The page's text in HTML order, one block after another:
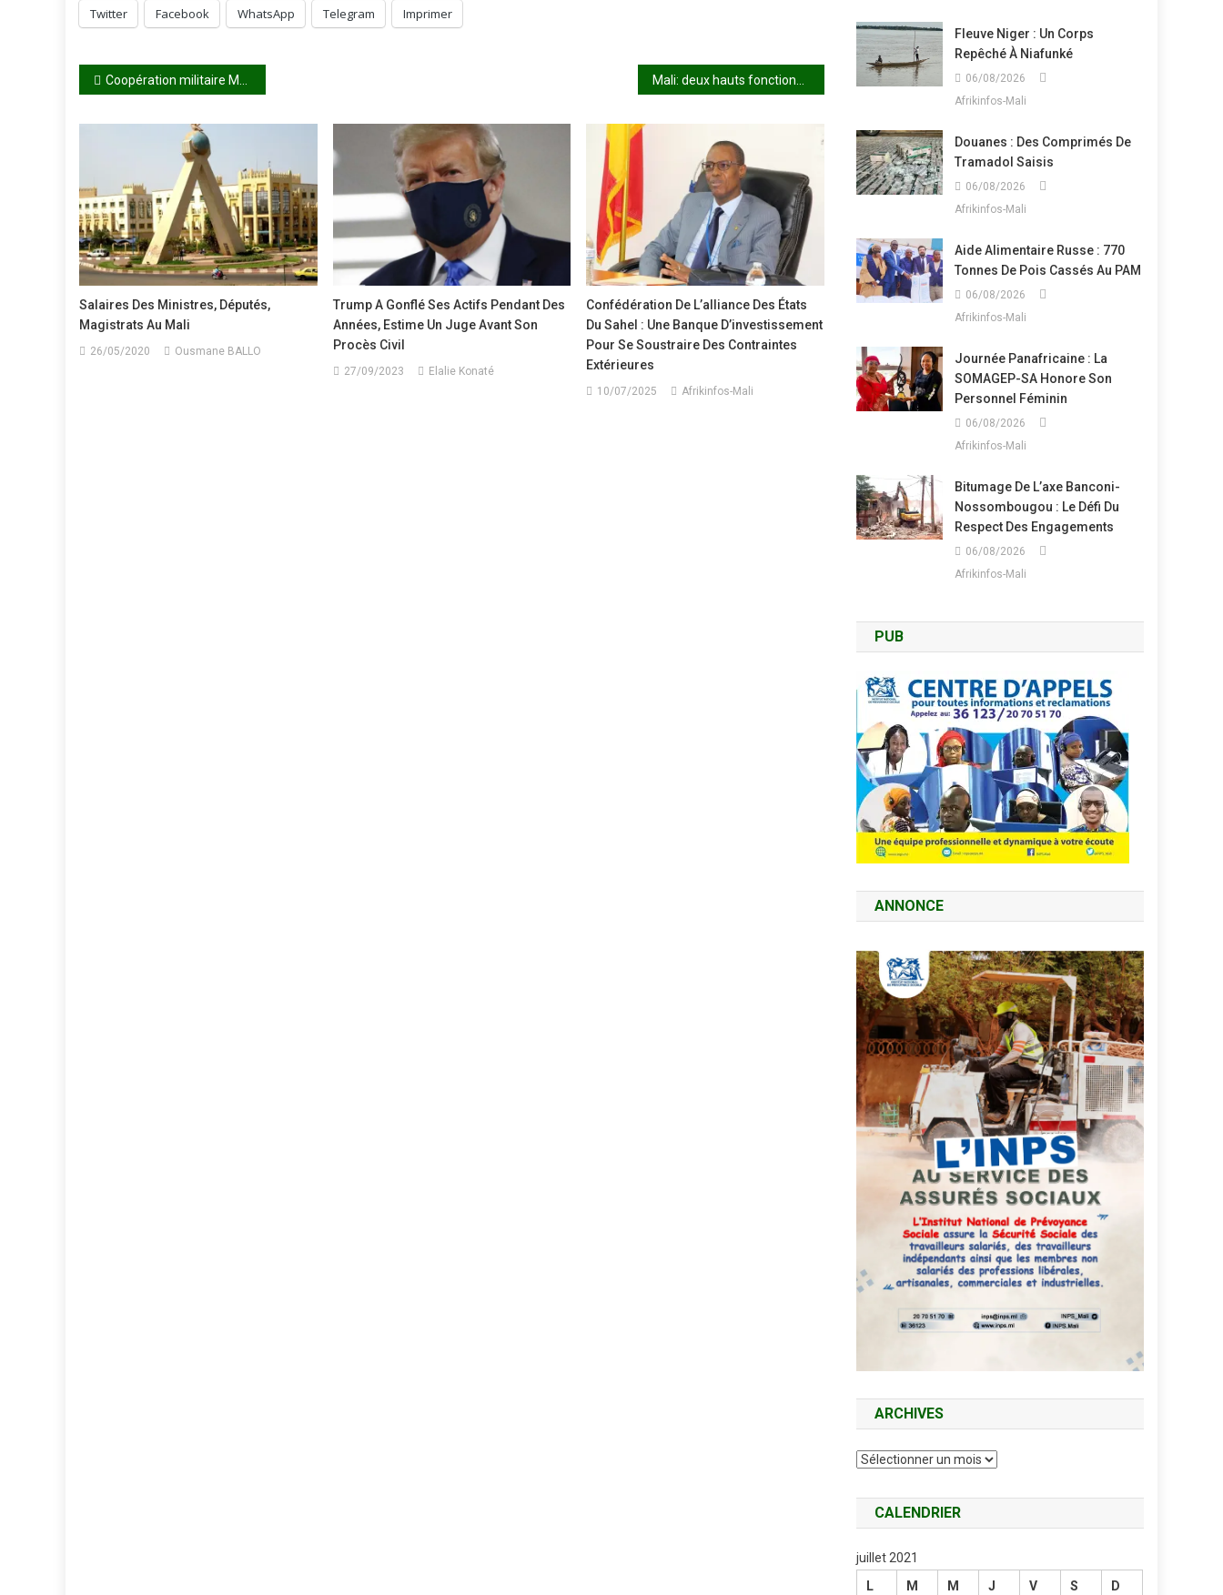
Twitter Facebook WhatsApp Telegram Imprimer
Navigation
de
Coopération militaire Mali – France : une reprise attendue avec « une nouvelle stratégie »
Salaires Des Ministres, Députés,
Magistrats Au Mali
26/05/2020 Ousmane BALLO
Trump A Gonflé Ses Actifs Pendant Des
Années, Estime Un Juge Avant Son
Procès Civil
27/09/2023 Elalie Konaté
Confédération De L’alliance Des États
Du Sahel : Une Banque D’investissement
Pour Se Soustraire Des Contraintes
Extérieures
10/07/2025 Afrikinfos-Mali
Fleuve Niger : Un Corps
Repêché À Niafunké
06/08/2026
Afrikinfos-Mali
Douanes : Des Comprimés De
Tramadol Saisis
06/08/2026
Afrikinfos-Mali
Aide Alimentaire Russe : 770
Tonnes De Pois Cassés Au PAM
06/08/2026
Afrikinfos-Mali
Journée Panafricaine : La
SOMAGEP-SA Honore Son
Personnel Féminin
06/08/2026
Afrikinfos-Mali
Bitumage De L’axe Banconi-
Nossombougou : Le Défi Du
Respect Des Engagements
06/08/2026
Afrikinfos-Mali
PUB
ANNONCE
ARCHIVES
Archives
CALENDRIER
juillet 2021
L
M M J V S D